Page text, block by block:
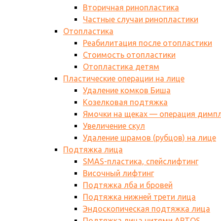
Вторичная ринопластика
Частные случаи ринопластики
Отопластика
Реабилитация после отопластики
Стоимость отопластики
Отопластика детям
Пластические операции на лице
Удаление комков Биша
Козелковая подтяжка
Ямочки на щеках — операция
Увеличение скул
Удаление шрамов (рубцов) на лице
Подтяжка лица
SMAS-пластика, спейслифтинг
Височный лифтинг
Подтяжка лба и бровей
Подтяжка нижней трети лица
Эндоскопическая подтяжка лица